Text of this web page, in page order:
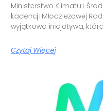
Ministerstwo Klimatu i
kadencji Młodzieżowej
wyjątkowa inicjatywa,
Czytaj Więcej